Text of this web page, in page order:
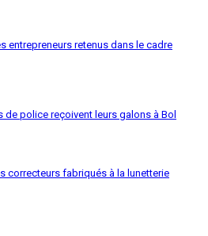
entrepreneurs retenus dans le cadre
de police reçoivent leurs galons à Bol
correcteurs fabriqués à la lunetterie